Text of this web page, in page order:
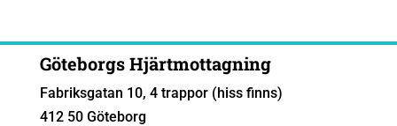
Göteborgs Hjärtmottagning
Fabriksgatan 10, 4 trappor (hiss finns)
412 50 Göteborg